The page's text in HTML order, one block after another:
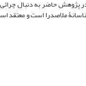
پژوهش حاضر به دنبال
شناسانۀ ملاصدرا است و